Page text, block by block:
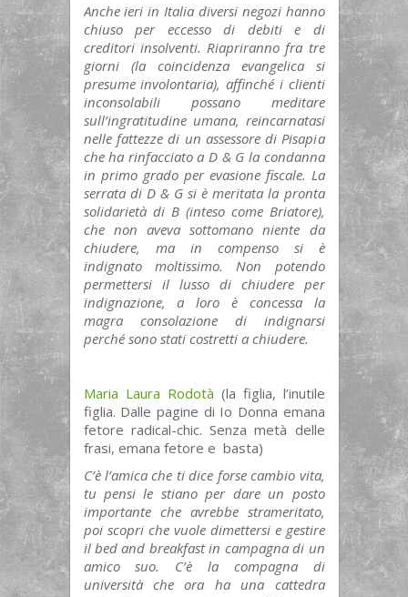
Anche ieri in Italia diversi negozi hanno
chiuso per eccesso di debiti e di
creditori insolventi. Riapriranno fra tre
giorni (la coincidenza evangelica si
presume involontaria), affinché i clienti
inconsolabili possano meditare
sull’ingratitudine umana, reincarnatasi
nelle fattezze di un assessore di Pisapia
che ha rinfacciato a D & G la condanna
in primo grado per evasione fiscale. La
serrata di D & G si è meritata la pronta
solidarietà di B (inteso come Briatore),
che non aveva sottomano niente da
chiudere, ma in compenso si è
indignato moltissimo. Non potendo
permettersi il lusso di chiudere per
indignazione, a loro è concessa la
magra consolazione di indignarsi
perché sono stati costretti a chiudere.
Maria Laura Rodotà (la figlia, l’inutile
figlia. Dalle pagine di Io Donna emana
fetore radical-chic. Senza metà delle
frasi, emana fetore e basta)
C’è l’amica che ti dice forse cambio vita,
tu pensi le stiano per dare un posto
importante che avrebbe strameritato,
poi scopri che vuole dimettersi e gestire
il bed and breakfast in campagna di un
amico suo. C’è la compagna di
università che ora ha una cattedra